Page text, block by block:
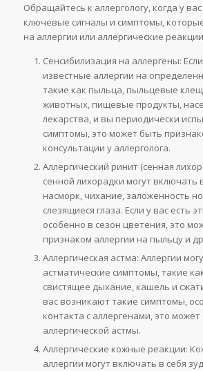
Обращайтесь к аллергологу, когда у
ключевые сигналы и симптомы,
на аллергии или аллергические
Сенсибилизация на аллергены:
известные аллергии на
такие как пыльца, пыльцевые
животных, пищевые продукты,
лекарства, и вы периодически
симптомы, это может быть
консультации у аллерголога.
Аллергический ринит (сенная
сенной лихорадки могут включать
насморк, чихание, заложенность
слезящиеся глаза. Если у вас есть
особенно в сезон цветения, это
признаком аллергии на пыльцу и
Аллергическая астма: Аллергии
астматические симптомы, такие
свистящее дыхание, кашель и
вас возникают такие симптомы,
контакта с аллергенами, это
аллергической астмы.
Аллергические кожные реакции:
аллергии могут включать в себя